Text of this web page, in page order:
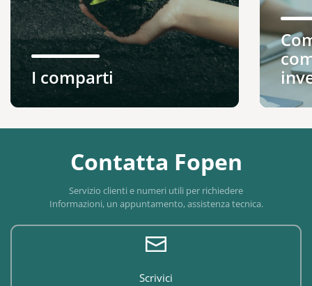
I comparti
Contatta Fopen
Servizio clienti e numeri utili per richiedere
Informazioni, un appuntamento, assistenza tecnica.
Scrivici